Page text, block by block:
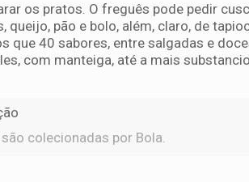
os pratos. O freguês pode pedir
queijo, pão e bolo, além, claro, de
que 40 sabores, entre salgadas e
com manteiga, até a mais
colecionadas por Bola.